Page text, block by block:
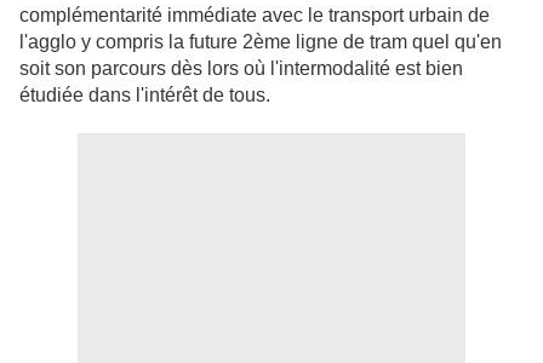
complémentarité immédiate avec le transport urbain de
l'agglo y compris la future 2ème ligne de tram quel qu'en
soit son parcours dès lors où l'intermodalité est bien
étudiée dans l'intérêt de tous.